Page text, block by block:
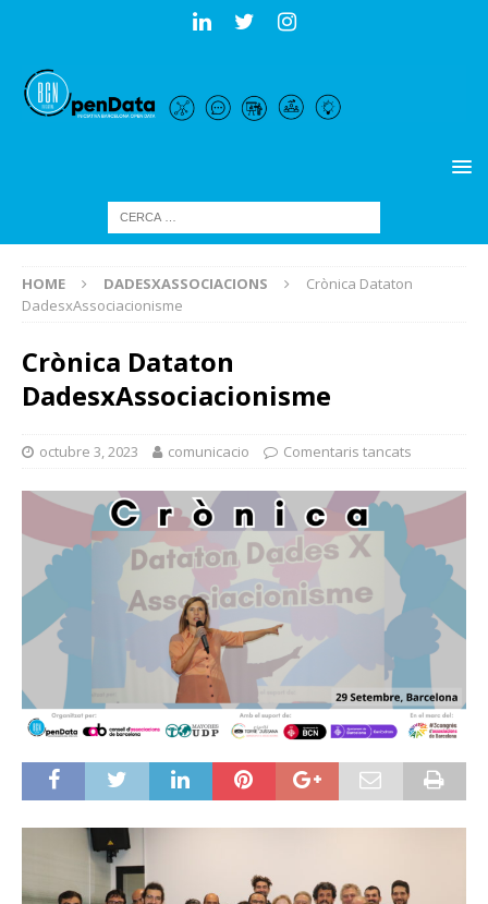
HOME DADESXASSOCIACIONS
Crònica Dataton
DadesxAssociacionisme
Crònica Dataton
DadesxAssociacionisme
octubre 3, 2023 comunicacio Comentaris tancats